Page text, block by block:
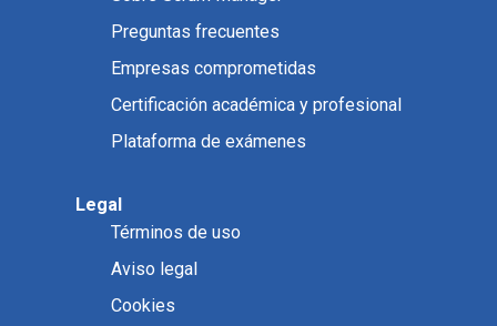
Preguntas frecuentes
Empresas comprometidas
Certificación académica y profesional
Plataforma de exámenes
Legal
Términos de uso
Aviso legal
Cookies